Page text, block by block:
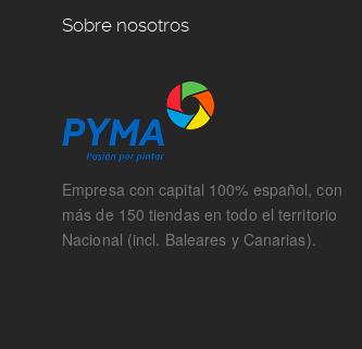
Sobre nosotros
Empresa con capital 100% español, con
más de 150 tiendas en todo el territorio
Nacional (incl. Baleares y Canarias).